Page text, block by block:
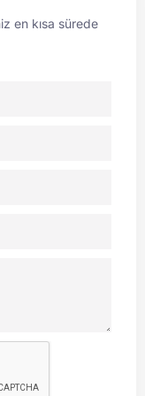
en kısa sürede